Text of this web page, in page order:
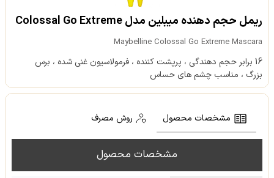
ریمل حجم دهنده میبلین مدل Colossal Go Extreme
Maybelline Colossal Go Extreme Mascara
16 برابر حجم دهندگی ، پرپشت کننده ، فرمولاسیون غنی شده ، برس
بزرگ ، مناسب چشم های حساس
مشخصات محصول روش مصرف
مشخصات محصول